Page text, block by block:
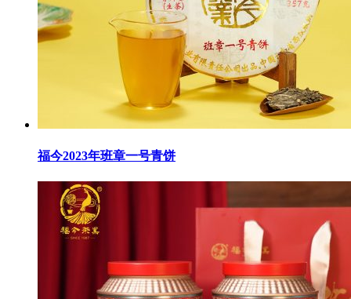
福今2023年班章一号青饼